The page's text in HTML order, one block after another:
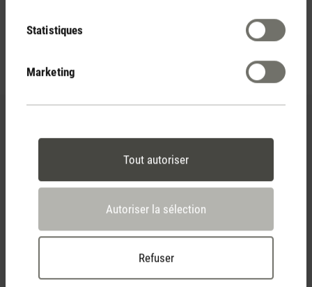
Statistiques
Marketing
Tout autoriser
Autoriser la sélection
Refuser